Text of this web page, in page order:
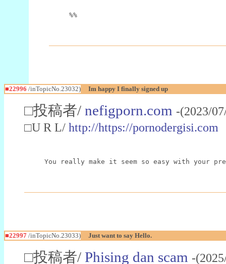
%%
■22996 /inTopicNo.23032) Im happy I finally signed up
□投稿者/ nefigporn.com -(2023/
□U R L/ http://https://pornodergisi.com
You really make it seem so easy with your
■22997 /inTopicNo.23033) Just want to say Hello.
□投稿者/ Phising dan scam -